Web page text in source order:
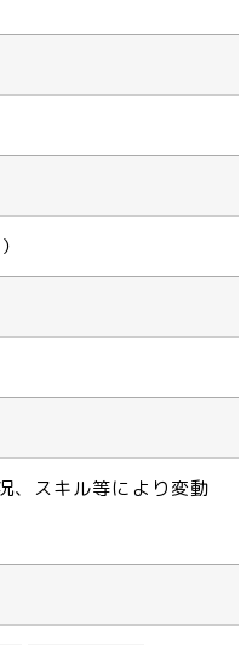
、スキル等により変動